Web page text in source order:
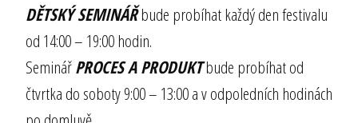
DĚTSKÝ SEMINÁŘbude probíhat každý den festivalu
od 14:00 – 19:00 hodin.
SeminářPROCES A PRODUKTbude probíhat od
čtvrtka do soboty 9:00 – 13:00 a v odpoledních hodinách